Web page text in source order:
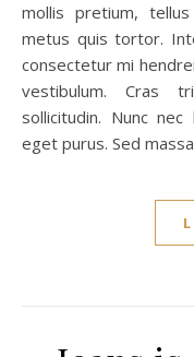
mollis pretium,
metus quis tortor.
consectetur mi
vestibulum. Cras
sollicitudin. Nunc
eget purus. Sed